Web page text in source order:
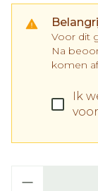
Voor dit
Na
komen
Ik